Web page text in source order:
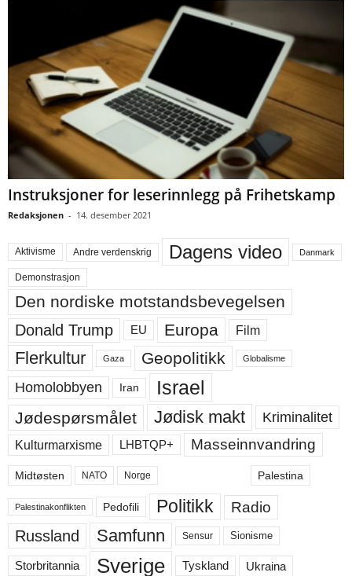
Instruksjoner for leserinnlegg på Frihetskamp
Redaksjonen - 14. desember 2021
Aktivisme Andre verdenskrig Dagens video Danmark
Demonstrasjon
Den nordiske motstandsbevegelsen
Donald Trump EU Europa Film
Flerkultur Gaza Geopolitikk Globalisme
Homolobbyen Iran Israel
Jødespørsmålet Jødisk makt Kriminalitet
Kulturmarxisme LHBTQP+ Masseinnvandring
Midtøsten NATO Norge Palestina
Palestinakonflikten Pedofili Politikk Radio
Russland Samfunn Sensur Sionisme
Storbritannia Sverige Tyskland Ukraina